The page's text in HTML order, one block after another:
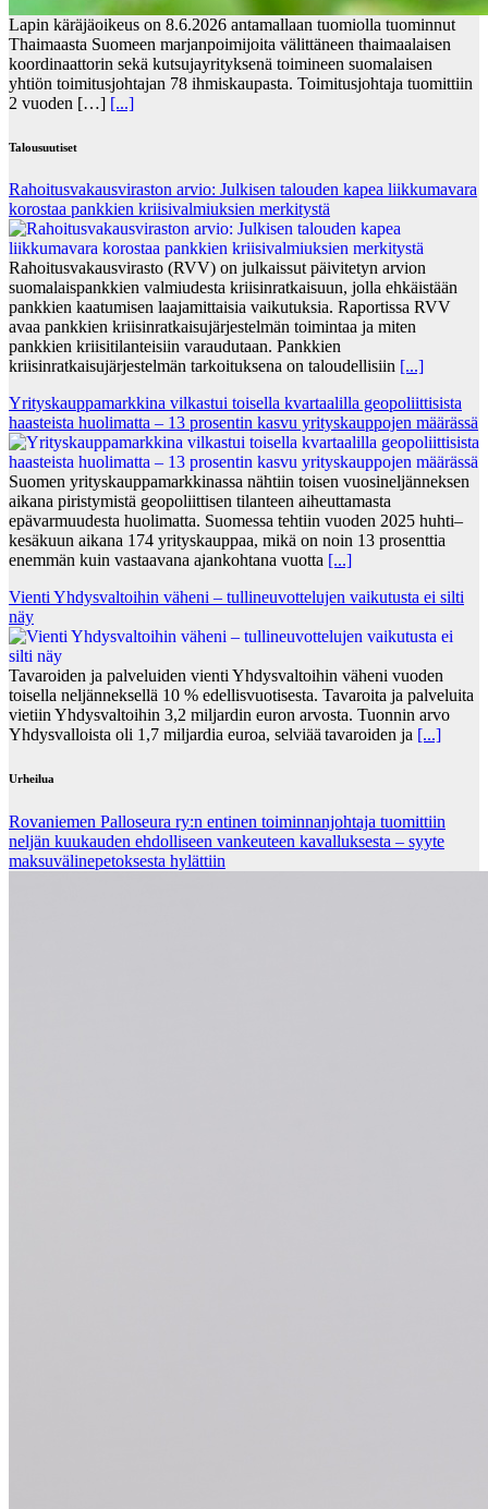
Lapin käräjäoikeus on 8.6.2026 antamallaan tuomiolla tuominnut
Thaimaasta Suomeen marjanpoimijoita välittäneen thaimaalaisen
koordinaattorin sekä kutsujayrityksenä toimineen suomalaisen
yhtiön toimitusjohtajan 78 ihmiskaupasta. Toimitusjohtaja tuomittiin
2 vuoden […] [...]
Talousuutiset
Rahoitusvakausviraston arvio: Julkisen talouden kapea liikkumavara
korostaa pankkien kriisivalmiuksien merkitystä
Rahoitusvakausvirasto (RVV) on julkaissut päivitetyn arvion
suomalaispankkien valmiudesta kriisinratkaisuun, jolla ehkäistään
pankkien kaatumisen laajamittaisia vaikutuksia. Raportissa RVV
avaa pankkien kriisinratkaisujärjestelmän toimintaa ja miten
pankkien kriisitilanteisiin varaudutaan. Pankkien
kriisinratkaisujärjestelmän tarkoituksena on taloudellisiin [...]
Yrityskauppamarkkina vilkastui toisella kvartaalilla geopoliittisista
haasteista huolimatta – 13 prosentin kasvu yrityskauppojen määrässä
Suomen yrityskauppamarkkinassa nähtiin toisen vuosineljänneksen
aikana piristymistä geopoliittisen tilanteen aiheuttamasta
epävarmuudesta huolimatta. Suomessa tehtiin vuoden 2025 huhti–
kesäkuun aikana 174 yrityskauppaa, mikä on noin 13 prosenttia
enemmän kuin vastaavana ajankohtana vuotta [...]
Vienti Yhdysvaltoihin väheni – tullineuvottelujen vaikutusta ei silti
näy
Tavaroiden ja palveluiden vienti Yhdysvaltoihin väheni vuoden
toisella neljänneksellä 10 % edellisvuotisesta. Tavaroita ja palveluita
vietiin Yhdysvaltoihin 3,2 miljardin euron arvosta. Tuonnin arvo
Yhdysvalloista oli 1,7 miljardia euroa, selviää tavaroiden ja [...]
Urheilua
Rovaniemen Palloseura ry:n entinen toiminnanjohtaja tuo­mit­tiin
neljän kuu­kau­den eh­dol­li­seen van­keu­teen ka­val­luk­ses­ta – syyte
mak­su­vä­li­ne­pe­tok­ses­ta hy­lät­tiin